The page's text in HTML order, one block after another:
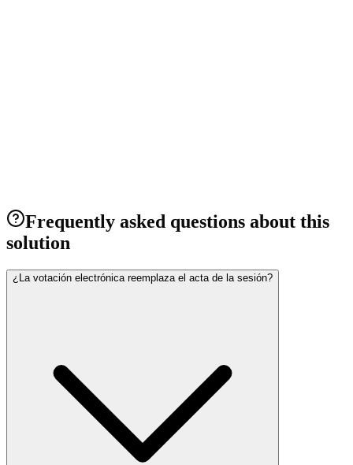
View project
Frequently asked questions about this
solution
¿La votación electrónica reemplaza el acta de la sesión?